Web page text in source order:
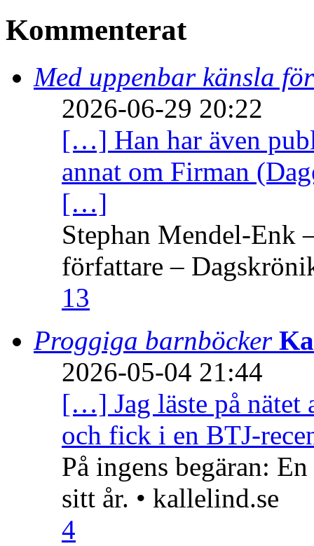
Kommenterat
Med uppenbar känsla
2026-06-29 20:22
[…] Han har även
annat om Firman
[…]
Stephan Mendel-Enk
författare –
13
Proggiga barnböcker
2026-05-04 21:44
[…] Jag läste på nätet
och fick i en BTJ-
På ingens begäran:
sitt år. • kallelind.se
4